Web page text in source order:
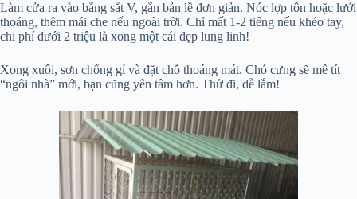
Làm cửa ra vào bằng sắt V, gắn bản lề đơn giản. Nóc lợp tôn hoặc lưới
thoáng, thêm mái che nếu ngoài trời. Chỉ mất 1-2 tiếng nếu khéo tay,
chi phí dưới 2 triệu là xong một cái đẹp lung linh!
Xong xuôi, sơn chống gỉ và đặt chỗ thoáng mát. Chó cưng sẽ mê tít
“ngôi nhà” mới, bạn cũng yên tâm hơn. Thử đi, dễ lắm!